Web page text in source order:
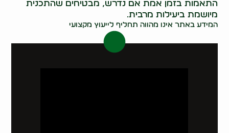
התאמות בזמן אמת אם נדרש, מבטיחים שהתכנית
מיושמת ביעילות מרבית.
המידע באתר אינו מהווה תחליף לייעוץ מקצועי